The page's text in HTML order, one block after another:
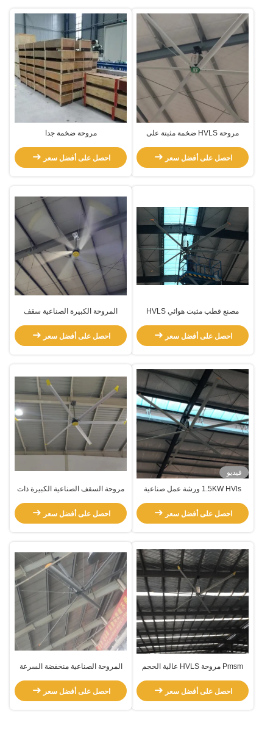
مروحة HVLS ضخمة مثبتة على
احصل على أفضل سعر
مروحة ضخمة جدا
احصل على أفضل سعر
مصنع قطب مثبت هوائي HVLS
احصل على أفضل سعر
المروحة الكبيرة الصناعية سقف
احصل على أفضل سعر
فيديو
1.5KW HVls ورشة عمل صناعية
تبريد الهواء
احصل على أفضل سعر
مروحة السقف الصناعية الكبيرة ذات
احصل على أفضل سعر
Pmsm مروحة HVLS عالية الحجم
احصل على أفضل سعر
المروحة الصناعية منخفضة السرعة
احصل على أفضل سعر